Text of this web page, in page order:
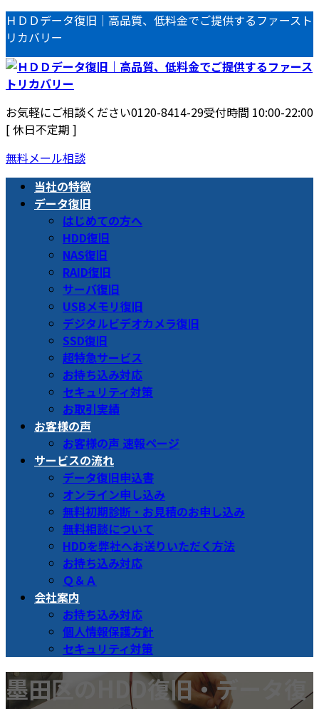
コ
ン
テ
ン
ツ
へ
ス
キ
ッ
プ
ナ
ビ
ゲ
ー
シ
ョ
ン
に
移
動
ＨＤＤデータ復旧｜高品質、低料金でご提供するファースト
リカバリー
お気軽にご相談ください0120-8414-29受付時間 10:00-22:00
[ 休日不定期 ]
無料メール相談
当社の特徴
データ復旧
はじめての方へ
HDD復旧
NAS復旧
RAID復旧
サーバ復旧
USBメモリ復旧
デジタルビデオカメラ復旧
SSD復旧
超特急サービス
お持ち込み対応
セキュリティ対策
お取引実績
お客様の声
お客様の声 速報ページ
サービスの流れ
データ復旧申込書
オンライン申し込み
無料初期診断・お見積のお申し込み
無料相談について
HDDを弊社へお送りいただく方法
お持ち込み対応
Ｑ＆Ａ
会社案内
お持ち込み対応
個人情報保護方針
セキュリティ対策
墨田区のHDD復旧・データ復